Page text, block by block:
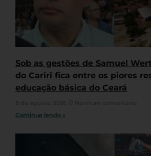
Sob as gestões de Samuel
do Cariri fica entre os piores
educação básica do Ceará
Continue lendo »